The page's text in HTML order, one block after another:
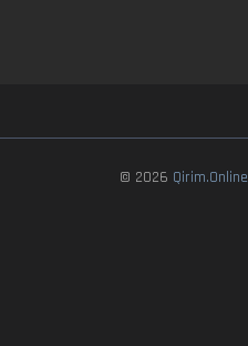
© 2026 Qirim.Online